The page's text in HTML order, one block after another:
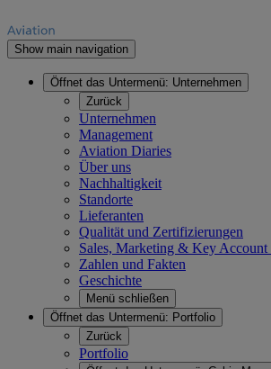
Show main navigation
Öffnet das Untermenü: Unternehmen
Zurück
Unternehmen
Management
Aviation Diaries
Über uns
Nachhaltigkeit
Standorte
Lieferanten
Qualität und Zertifizierungen
Sales, Marketing & Key Account
Zahlen und Fakten
Geschichte
Menü schließen
Öffnet das Untermenü: Portfolio
Zurück
Portfolio